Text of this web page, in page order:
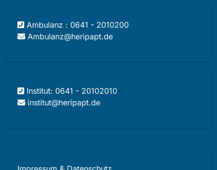
Ambulanz : 0641 - 2010200
Ambulanz@heripapt.de
Institut: 0641 - 20102010
institut@heripapt.de